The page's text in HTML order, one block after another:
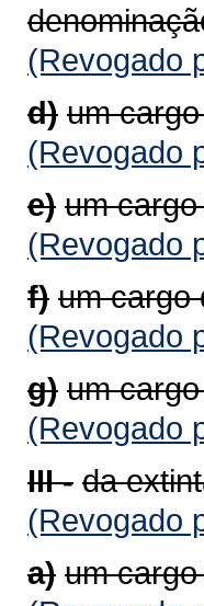
(Revogado
d) um
(Revogado
e) um
(Revogado
f) um cargo
(Revogado
g) um
(Revogado
III - da
(Revogado
a) um